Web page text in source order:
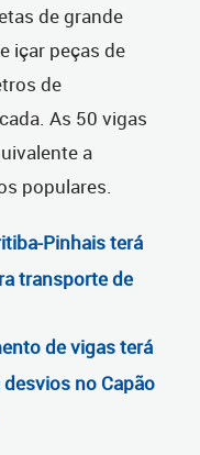
de grande
içar peças de
de
As 50 vigas
a
populares.
Pinhais terá
transporte de
de vigas terá
no Capão